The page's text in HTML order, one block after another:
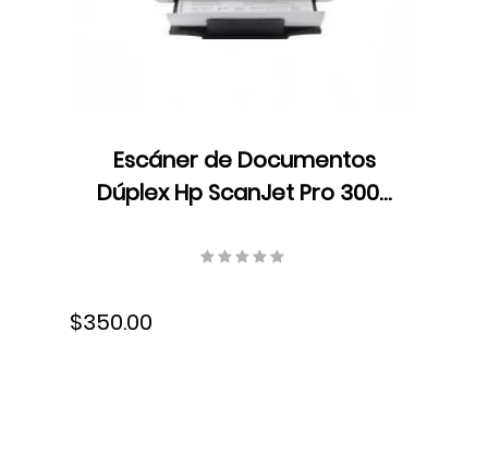
Escáner de Documentos
Dúplex Hp ScanJet Pro 3000
ppm/80 ipm, Resolución 300
$350.00